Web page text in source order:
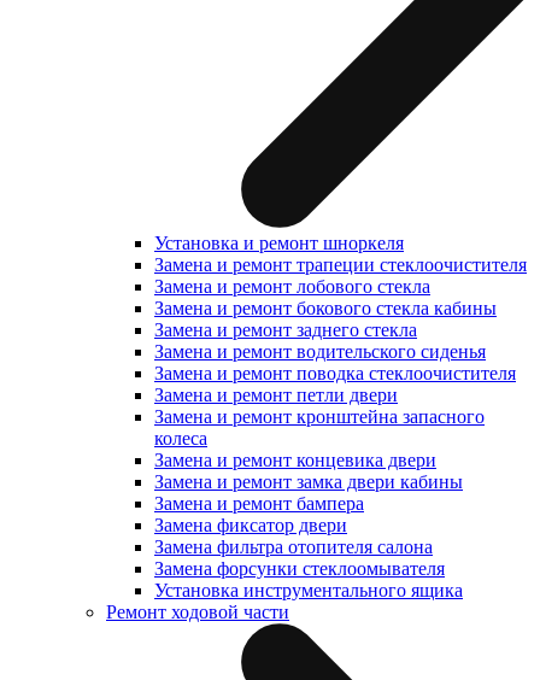
Установка и ремонт шноркеля
Замена и ремонт трапеции стеклоочистителя
Замена и ремонт лобового стекла
Замена и ремонт бокового стекла кабины
Замена и ремонт заднего стекла
Замена и ремонт водительского сиденья
Замена и ремонт поводка стеклоочистителя
Замена и ремонт петли двери
Замена и ремонт кронштейна запасного
колеса
Замена и ремонт концевика двери
Замена и ремонт замка двери кабины
Замена и ремонт бампера
Замена фиксатор двери
Замена фильтра отопителя салона
Замена форсунки стеклоомывателя
Установка инструментального ящика
Ремонт ходовой части